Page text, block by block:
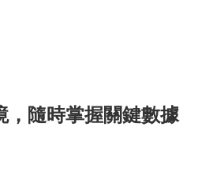
，隨時掌握關鍵數據